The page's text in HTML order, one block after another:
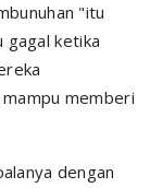
"itu
gagal ketika
memberi
dengan